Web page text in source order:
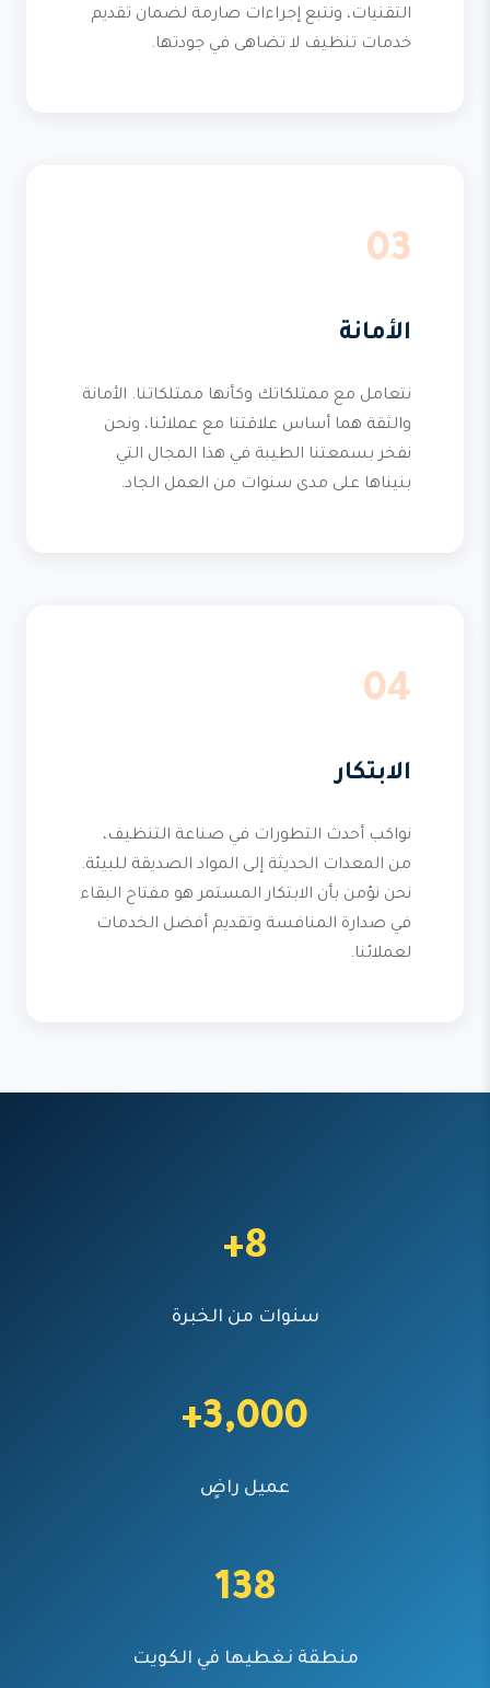
التقنيات، ونتبع إجراءات صارمة لضمان تقديم
خدمات تنظيف لا تضاهى في جودتها.
03
الأمانة
نتعامل مع ممتلكاتك وكأنها ممتلكاتنا. الأمانة
والثقة هما أساس علاقتنا مع عملائنا، ونحن
نفخر بسمعتنا الطيبة في هذا المجال التي
بنيناها على مدى سنوات من العمل الجاد.
04
الابتكار
نواكب أحدث التطورات في صناعة التنظيف،
من المعدات الحديثة إلى المواد الصديقة للبيئة.
نحن نؤمن بأن الابتكار المستمر هو مفتاح البقاء
في صدارة المنافسة وتقديم أفضل الخدمات
لعملائنا.
8+
سنوات من الخبرة
3,000+
عميل راضٍ
138
منطقة نغطيها في الكويت